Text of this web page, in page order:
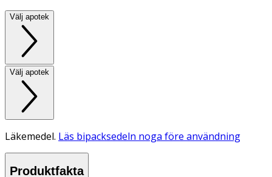
Välj apotek
Välj apotek
Läkemedel. Läs bipacksedeln noga före användning
Produktfakta